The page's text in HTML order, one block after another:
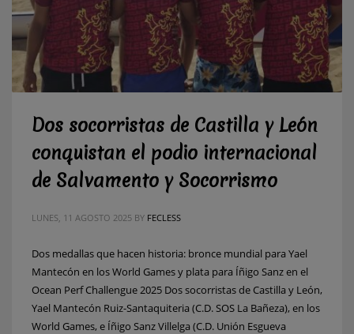
Dos socorristas de Castilla y León
conquistan el podio internacional
de Salvamento y Socorrismo
LUNES, 11 AGOSTO 2025 BY FECLESS
Dos medallas que hacen historia: bronce mundial para Yael
Mantecón en los World Games y plata para Íñigo Sanz en el
Ocean Perf Challengue 2025 Dos socorristas de Castilla y León,
Yael Mantecón Ruiz-Santaquiteria (C.D. SOS La Bañeza), en los
World Games, e Íñigo Sanz Villelga (C.D. Unión Esgueva